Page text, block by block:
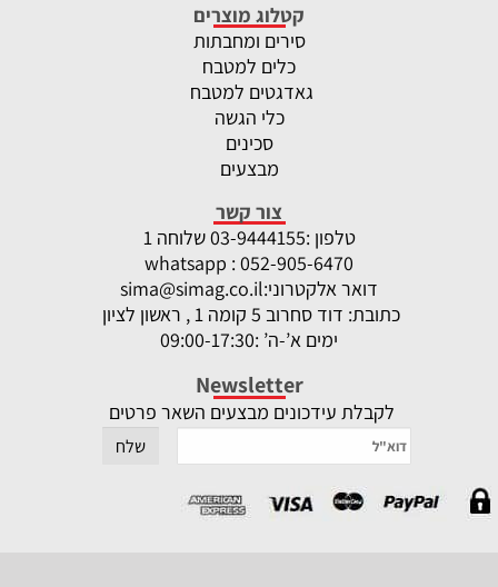
קטלוג מוצרים
סירים ומחבתות
כלים למטבח
גאדגטים למטבח
כלי הגשה
סכינים
מבצעים
צור קשר
טלפון :
03-9444155 שלוחה 1
whatsapp : 052-905-6470
דואר אלקטרוני:sima@simag.co.il
כתובת: דוד סחרוב 5 קומה 1 , ראשון לציון
ימים א’-ה’ :09:00-17:30
Newsletter
לקבלת עידכונים מבצעים השאר פרטים